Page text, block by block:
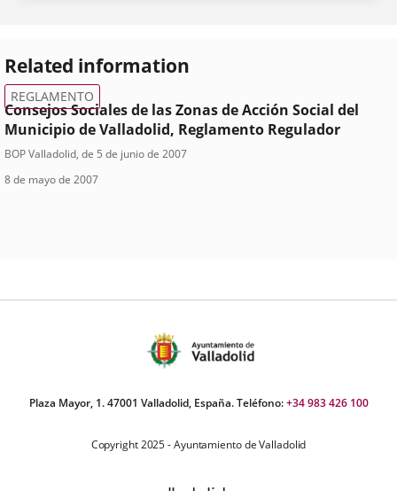
Related information
Consejos Sociales de las Zonas de Acción Social del
Municipio de Valladolid, Reglamento Regulador
Tipo
de
REGLAMENTO
Referencia
BOP Valladolid, de 5 de junio de 2007
de
8 de mayo de 2007
Plaza Mayor, 1. 47001 Valladolid, España. Teléfono:+34 983 426 100
Copyright 2025 - Ayuntamiento de Valladolid